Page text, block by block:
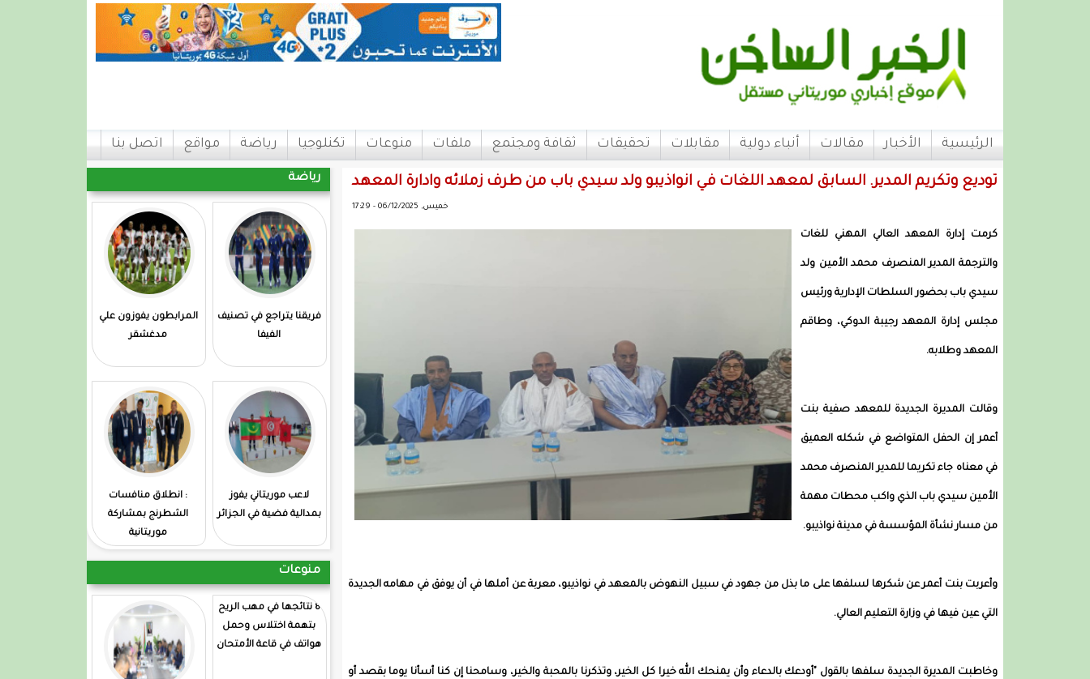
الرئيسية الأخبار مقالات أنباء دولية مقابلات تحقيقات ثقافة ومجتمع ملفات منوعات تكنلوجيا رياضة مواقع اتصل بنا
رياضة
فريقنا يتراجع في تصنيف
الفيفا
المرابطون يفوزون علي
مدغشقر
لاعب موريتاني يفوز
بمدالية فضية في الجزائر
: انطلاق منافسات
الشطرنج بمشاركة
موريتانية
منوعات
8 نتائجها في مهب الريح
بتهمة اختلاس وحمل
هواتف في قاعة الأمتحان
توديع وتكريم المدير. السابق لمعهد اللغات في انواذيبو ولد سيدي باب من طرف زملائه وادارة المعهد
خميس, 06/12/2025 - 17:29
كرمت إدارة المعهد العالي المهني للغات
والترجمة المدير المنصرف محمد الأمين ولد
سيدي باب بحضور السلطات الإدارية ورئيس
مجلس إدارة المعهد رجيبة الدوكي، وطاقم
المعهد وطلابه.
وقالت المديرة الجديدة للمعهد صفية بنت
أعمر إن الحفل المتواضع في شكله العميق
في معناه جاء تكريما للمدير المنصرف محمد
الأمين سيدي باب الذي واكب محطات مهمة
من مسار نشأة المؤسسة في مدينة نواذيبو.
وأعربت بنت أعمر عن شكرها لسلفها على ما بذل من جهود في سبيل النهوض بالمعهد في نواذيبو، معربة عن أملها في أن يوفق في مهامه الجديدة
التي عين فيها في وزارة التعليم العالي.
وخاطبت المديرة الجديدة سلفها بالقول "أودعك بالدعاء وأن يمنحك الله خيرا كل الخير، وتذكرنا بالمحبة والخير، وسامحنا إن كنا أسأنا يوما بقصد أو